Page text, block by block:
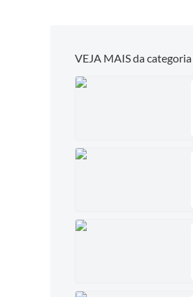
VEJA MAIS da categoria